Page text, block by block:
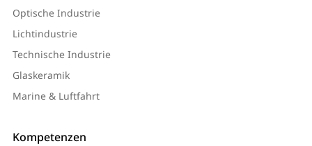
Optische Industrie
Lichtindustrie
Technische Industrie
Glaskeramik
Marine & Luftfahrt
Kompetenzen